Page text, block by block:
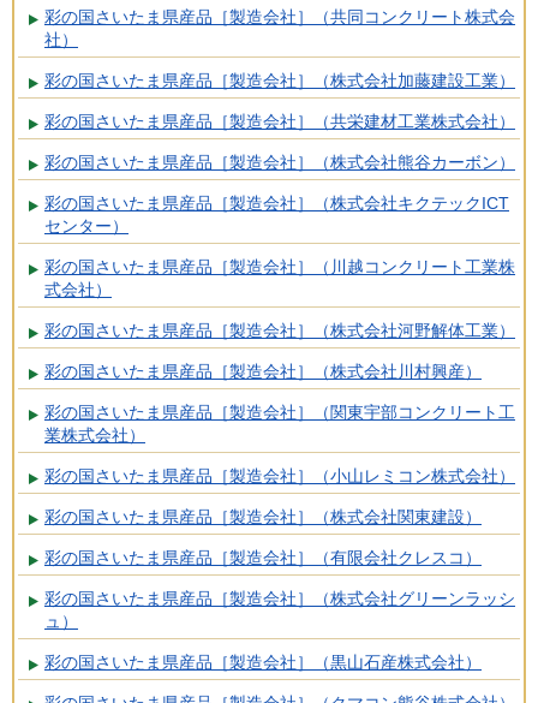
彩の国さいたま県産品［製造会社］（共同コンクリート株式会
社）
彩の国さいたま県産品［製造会社］（株式会社加藤建設工業）
彩の国さいたま県産品［製造会社］（共栄建材工業株式会社）
彩の国さいたま県産品［製造会社］（株式会社熊谷カーボン）
彩の国さいたま県産品［製造会社］（株式会社キクテックICT
センター）
彩の国さいたま県産品［製造会社］（川越コンクリート工業株
式会社）
彩の国さいたま県産品［製造会社］（株式会社河野解体工業）
彩の国さいたま県産品［製造会社］（株式会社川村興産）
彩の国さいたま県産品［製造会社］（関東宇部コンクリート工
業株式会社）
彩の国さいたま県産品［製造会社］（小山レミコン株式会社）
彩の国さいたま県産品［製造会社］（株式会社関東建設）
彩の国さいたま県産品［製造会社］（有限会社クレスコ）
彩の国さいたま県産品［製造会社］（株式会社グリーンラッシ
ュ）
彩の国さいたま県産品［製造会社］（黒山石産株式会社）